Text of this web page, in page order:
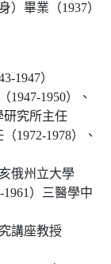
）畢業（1937）
1947）
1947-1950）、
研究所主任
1972-1978）、
俄州立大學
1961）三醫學中
講座教授